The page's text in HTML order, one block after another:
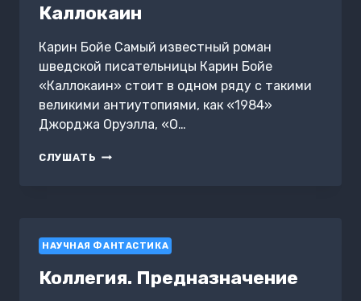
Каллокаин
Карин Бойе Самый известный роман
шведской писательницы Карин Бойе
«Каллокаин» стоит в одном ряду с такими
великими антиутопиями, как «1984»
Джорджа Оруэлла, «О…
СЛУШАТЬ КАЛЛОКАИН
НАУЧНАЯ ФАНТАСТИКА
Коллегия. Предназначение